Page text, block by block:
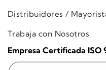
Distribuidores /
Trabaja con Nosotros
Empresa Certificada ISO